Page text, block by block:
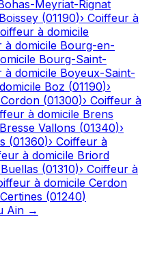
Meyriat-Rignat
Boissey (01190)› Coiffeur à
à domicile
à domicile Bourg-en-
Bourg-Saint-
à domicile Boyeux-Saint-
Boz (01190)›
(01300)› Coiffeur à
à domicile Brens
Bresse Vallons (01340)›
(01360)› Coiffeur à
à domicile Briord
Buellas (01310)› Coiffeur à
à domicile Cerdon
Certines (01240)
Ain →